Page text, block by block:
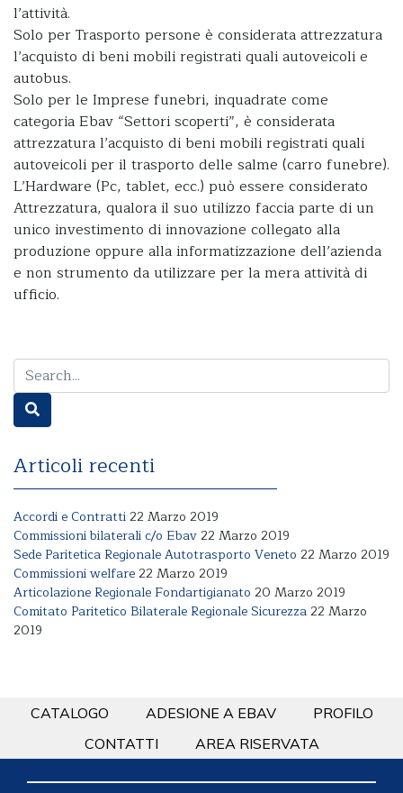
l’attività.
Solo per Trasporto persone è considerata attrezzatura
l’acquisto di beni mobili registrati quali autoveicoli e
autobus.
Solo per le Imprese funebri, inquadrate come
categoria Ebav “Settori scoperti”, è considerata
attrezzatura l’acquisto di beni mobili registrati quali
autoveicoli per il trasporto delle salme (carro funebre).
L’Hardware (Pc, tablet, ecc.) può essere considerato
Attrezzatura, qualora il suo utilizzo faccia parte di un
unico investimento di innovazione collegato alla
produzione oppure alla informatizzazione dell’azienda
e non strumento da utilizzare per la mera attività di
ufficio.
Articoli recenti
Accordi e Contratti22 Marzo 2019
Commissioni bilaterali c/o Ebav22 Marzo 2019
Sede Paritetica Regionale Autotrasporto Veneto 22 Marzo 2019
Commissioni welfare22 Marzo 2019
Articolazione Regionale Fondartigianato 20 Marzo 2019
Comitato Paritetico Bilaterale Regionale Sicurezza22 Marzo
2019
CATALOGO ADESIONE A EBAV
PROFILO
CONTATTI
AREA RISERVATA